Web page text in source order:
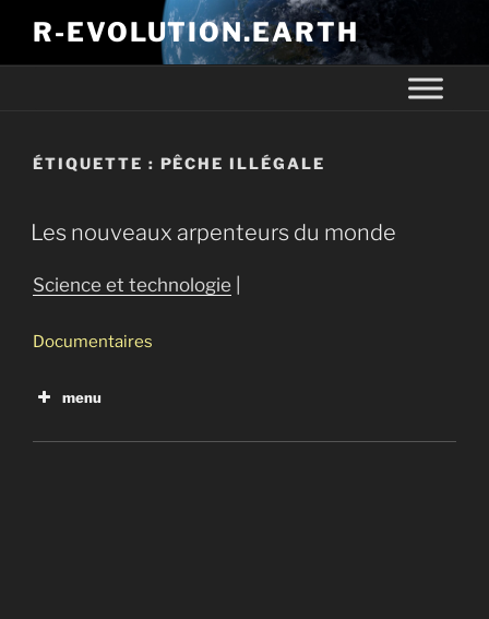
R-EVOLUTION.EARTH
ÉTIQUETTE : PÊCHE ILLÉGALE
Les nouveaux arpenteurs du monde
Science et technologie
Documentaires
menu